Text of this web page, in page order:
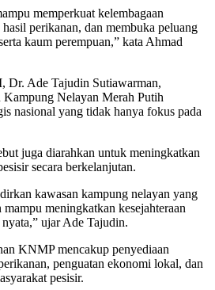
memperkuat kelembagaan
perikanan, dan membuka peluang
kaum perempuan,” kata Ahmad
Dr. Ade Tajudin Sutiawarman,
Kampung Nelayan Merah Putih
nasional yang tidak hanya fokus pada
juga diarahkan untuk meningkatkan
secara berkelanjutan.
kawasan kampung nelayan yang
meningkatkan kesejahteraan
ujar Ade Tajudin.
KNMP mencakup penyediaan
penguatan ekonomi lokal, dan
pesisir.